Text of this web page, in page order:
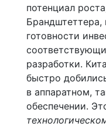
потенциал
Брандштеттера,
готовности
разработки.
быстро
в аппаратном,
обеспечении.